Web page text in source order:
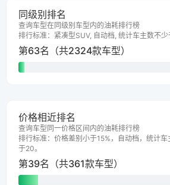
同级别排名
查询车型在同级别车型内的油耗排行榜
排行标准：紧凑型SUV, 自动档, 统计车主数不少
第63名（共2324款车型）
价格相近排名
查询车型同一价格区间内的油耗排行榜
排行标准：价格差别小于15%，自动档，统计车
于20。
第39名（共361款车型）